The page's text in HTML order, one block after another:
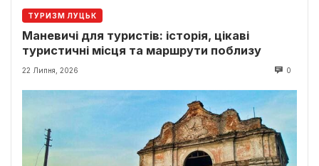
ТУРИЗМ ЛУЦЬК
Маневичі для туристів: історія, цікаві
туристичні місця та маршрути поблизу
22 Липня, 2026 0